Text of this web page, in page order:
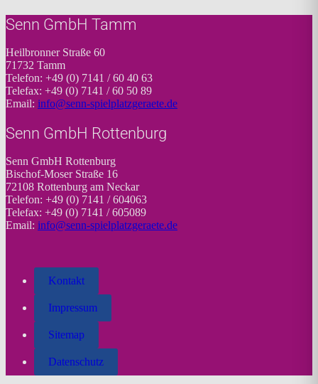
Senn GmbH Tamm
Heilbronner Straße 60
71732 Tamm
Telefon: +49 (0) 7141 / 60 40 63
Telefax: +49 (0) 7141 / 60 50 89
Email: info@senn-spielplatzgeraete.de
Senn GmbH Rottenburg
Senn GmbH Rottenburg
Bischof-Moser Straße 16
72108 Rottenburg am Neckar
Telefon: +49 (0) 7141 / 604063
Telefax: +49 (0) 7141 / 605089
Email: info@senn-spielplatzgeraete.de
Kontakt
Impressum
Sitemap
Datenschutz